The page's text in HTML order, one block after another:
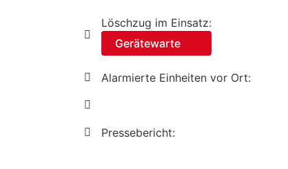
Löschzug im Einsatz:
Gerätewarte
Alarmierte Einheiten vor Ort:
Pressebericht: